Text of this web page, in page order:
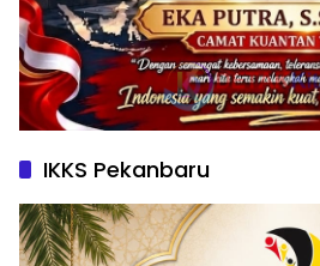
IKKS Pekanbaru